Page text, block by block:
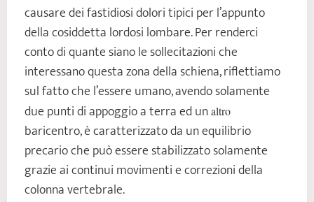
causare dei fastidiosi dolori tipici per l’appunto
della cosiddetta lordosi lombare. Per renderci
conto di quante siano le sollecitazioni che
interessano questa zona della schiena, riflettiamo
sul fatto che l’essere umano, avendo solamente
due punti di appoggio a terra ed unaltro
baricentro, è caratterizzato da un equilibrio
precario che può essere stabilizzato solamente
grazie ai continui movimenti e correzioni della
colonna vertebrale.